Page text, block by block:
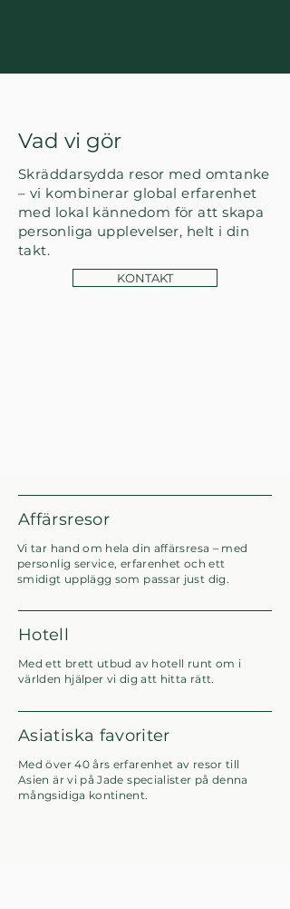
Vad vi gör
Skräddarsydda resor med omtanke
– vi kombinerar global erfarenhet
med lokal kännedom för att skapa
personliga upplevelser, helt i din
takt.
KONTAKT
Affärsresor
Vi tar hand om hela din affärsresa – med
personlig service, erfarenhet och ett
smidigt upplägg som passar just dig.
Hotell
Med ett brett utbud av hotell runt om i
världen hjälper vi dig att hitta rätt.
Asiatiska favoriter
Med över 40 års erfarenhet av resor till
Asien är vi på Jade specialister på denna
mångsidiga kontinent.